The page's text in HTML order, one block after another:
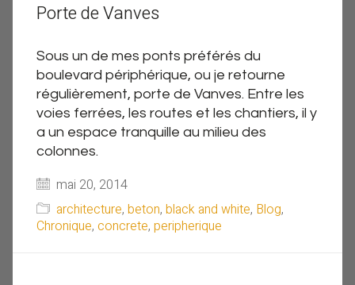
Porte de Vanves
Sous un de mes ponts préférés du
boulevard périphérique, ou je retourne
régulièrement, porte de Vanves. Entre les
voies ferrées, les routes et les chantiers, il y
a un espace tranquille au milieu des
colonnes.
mai 20, 2014
architecture, beton, black and white, Blog,
Chronique, concrete, peripherique